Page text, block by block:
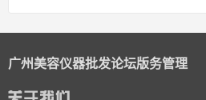
广州美容仪器批发论坛版务管理